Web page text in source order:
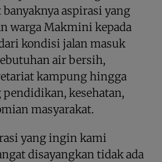
aspirasi yang
warga Makmini kepada
kondisi jalan masuk
air bersih,
kampung hingga
kesehatan,
masyarakat.
yang ingin kami
disayangkan tidak ada